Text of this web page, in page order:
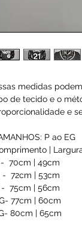
medidas
de tecido e o
e
P ao EG
|
- 70cm | 49cm
- 72cm | 53cm
- 75cm | 56cm
77cm | 60cm
80cm | 65cm